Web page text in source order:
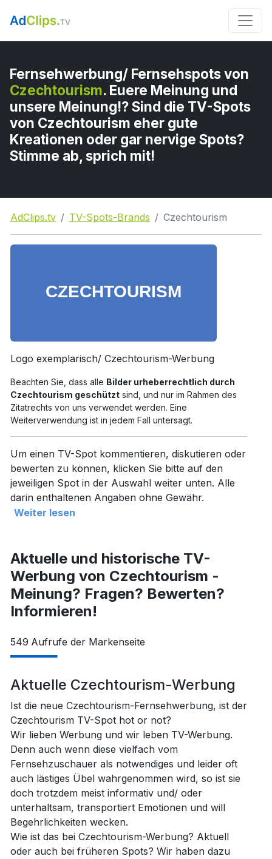
Fernsehwerbung/ Fernsehspots von
Czechtourism. Euere Meinung und
unsere Meinung!? Sind die TV-Spots
von Czechtourism eher gute
Kreationen oder gar nervige Spots?
Stimme ab, sprich mit!
AdClips.tv TV-Spots-Brands Czechtourism
Logo exemplarisch/ Czechtourism-Werbung
Beachten Sie, dass alle Bilder urheberrechtlich durch
Czechtourism geschütztsind, und nur im Rahmen des
Zitatrechts von uns verwendet werden. Eine
Weiterverwendung ist in jedem Fall untersagt.
Um einen TV-Spot kommentieren, diskutieren oder
bewerten zu können, klicken Sie bitte auf den
jeweiligen Spot in der Auswahl weiter unten. Alle
darin enthaltenen Angaben ohne Gewähr.
Weiter lesen
Aktuelle und historische TV-
Werbung von Czechtourism -
Meinung? Fragen? Bewerten?
Informieren!
549 Aufrufe der Markenseite
Aktuelle Czechtourism-Werbung
Ist die neue Czechtourism-Fernsehwerbung, ist der
Czechtourism TV-Spot hot or not?
Wir lieben Werbung und wir leben TV-Werbung.
Denn auch wenn diese vielfach vom
Fernsehzuschauer als notwendiges und leider oft
auch lästiges Übel wahrgenommen wird, so ist sie
doch trotzdem meist informativ und/ oder
unterhaltsam, transportiert Emotionen und will
Begehrlichkeiten wecken.
Wie ist das bei Czechtourism-Werbung? Aktuell
oder auch bei früheren Spots? Wir haben dazu